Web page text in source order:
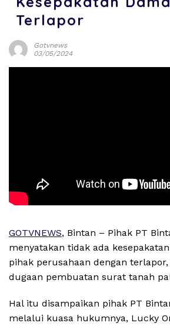
Terlapor
Gotvnews
03/05/2024
GOTVNEWS, Bintan – Pihak PT
menyatakan tidak ada
pihak perusahaan dengan
dugaan pembuatan surat tanah
Hal itu disampaikan pihak PT
melalui kuasa hukumnya, Lucky